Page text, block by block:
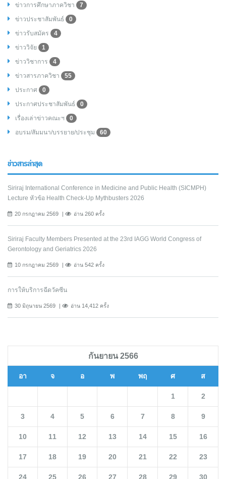
ข่าวการศึกษาภาควิชา
7
ข่าวประชาสัมพันธ์
0
ข่าวรับสมัคร
4
ข่าววิจัย
1
ข่าววิชาการ
4
ข่าวสารภาควิชา
55
ประกาศ
0
ประกาศประชาสัมพันธ์
0
เรื่องเล่าข่าวคณะฯ
0
อบรม/สัมมนา/บรรยาย/ประชุม
60
ข่าวสารล่าสุด
Siriraj International Conference in Medicine and Public Health (SICMPH)
Lecture หัวข้อ Health Check-Up Mythbusters 2026
20 กรกฎาคม 2569 อ่าน 260 ครั้ง
Siriraj Faculty Members Presented at the 23rd IAGG World Congress of
Gerontology and Geriatrics 2026
10 กรกฎาคม 2569 อ่าน 542 ครั้ง
การให้บริการฉีดวัคซีน
30 มิถุนายน 2569 อ่าน 14,412 ครั้ง
กันยายน 2566
อา จ อ พ พฤ ศ ส
1 2
3 4 5 6 7 8 9
10 11 12 13 14 15 16
17 18 19 20 21 22 23
24 25 26 27 28 29 30